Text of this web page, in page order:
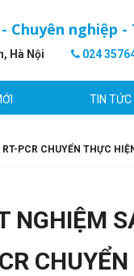
Chuyên nghiệp -
Hà Nội 024
TIN TỨC
PCR CHUYỂN THỰC
NGHIỆM
CHUYỂN